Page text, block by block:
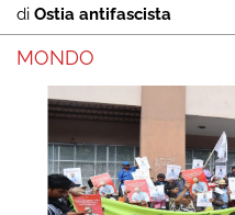
di Ostia antifascista
MONDO